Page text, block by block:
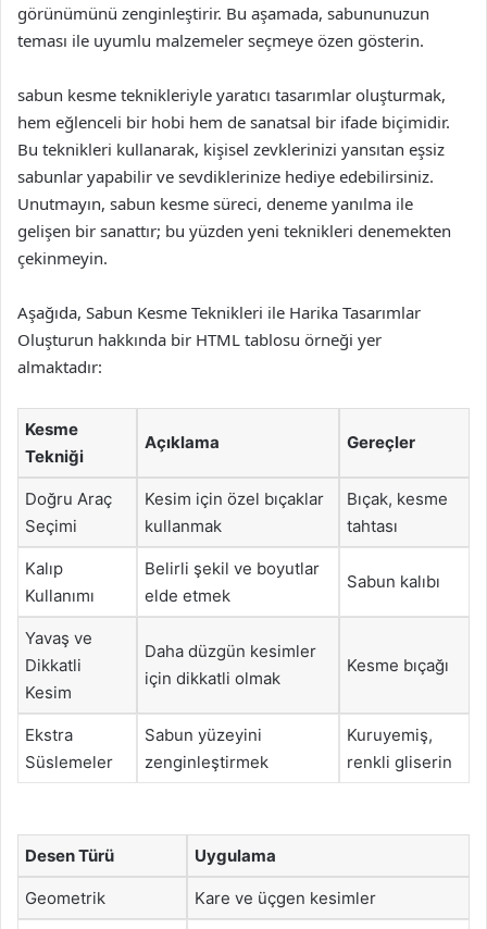
görünümünü zenginleştirir. Bu aşamada, sabununuzun
teması ile uyumlu malzemeler seçmeye özen gösterin.
sabun kesme teknikleriyle yaratıcı tasarımlar oluşturmak,
hem eğlenceli bir hobi hem de sanatsal bir ifade biçimidir.
Bu teknikleri kullanarak, kişisel zevklerinizi yansıtan eşsiz
sabunlar yapabilir ve sevdiklerinize hediye edebilirsiniz.
Unutmayın, sabun kesme süreci, deneme yanılma ile
gelişen bir sanattır; bu yüzden yeni teknikleri denemekten
çekinmeyin.
Aşağıda, Sabun Kesme Teknikleri ile Harika Tasarımlar
Oluşturun hakkında bir HTML tablosu örneği yer
almaktadır:
Kesme
Tekniği
Açıklama Gereçler
Doğru Araç
Seçimi
Kesim için özel bıçaklar
kullanmak
Bıçak, kesme
tahtası
Kalıp
Kullanımı
Belirli şekil ve boyutlar
elde etmek
Sabun kalıbı
Yavaş ve
Dikkatli
Kesim
Daha düzgün kesimler
için dikkatli olmak
Kesme bıçağı
Ekstra
Süslemeler
Sabun yüzeyini
zenginleştirmek
Kuruyemiş,
renkli gliserin
Desen Türü Uygulama
Geometrik Kare ve üçgen kesimler